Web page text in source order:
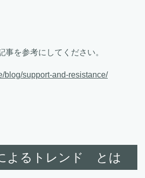
事を参考にしてください。
blog/support-and-resistance/
よるトレンド とは